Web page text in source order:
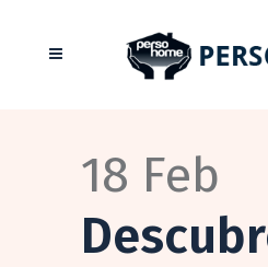
18 Feb